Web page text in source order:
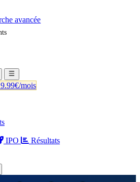
avancée
9.99€/mois
IPO
Résultats